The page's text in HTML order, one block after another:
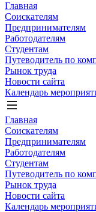
Главная
Соискателям
Предпринимателям
Работодателям
Студентам
Путеводитель по
Рынок труда
Новости сайта
Календарь
Главная
Соискателям
Предпринимателям
Работодателям
Студентам
Путеводитель по
Рынок труда
Новости сайта
Календарь